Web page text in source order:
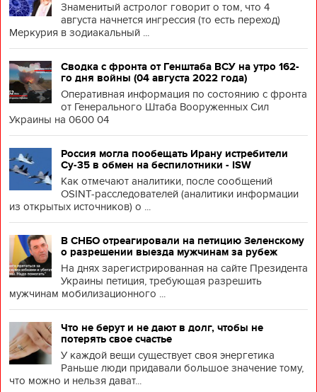
Знаменитый астролог говорит о том, что 4
августа начнется ингрессия (то есть переход)
Меркурия в зодиакальный ...
Сводка с фронта от Генштаба ВСУ на утро 162-
го дня войны (04 августа 2022 года)
Оперативная информация по состоянию с фронта
от Генерального Штаба Вооруженных Сил
Украины на 0600 04
Россия могла пообещать Ирану истребители
Су-35 в обмен на беспилотники - ISW
Как отмечают аналитики, после сообщений
OSINT-расследователей (аналитики информации
из открытых источников) о ...
В СНБО отреагировали на петицию Зеленскому
о разрешении выезда мужчинам за рубеж
На днях зарегистрированная на сайте Президента
Украины петиция, требующая разрешить
мужчинам мобилизационного ...
Что не берут и не дают в долг, чтобы не
потерять свое счастье
У каждой вещи существует своя энергетика
Раньше люди придавали большое значение тому,
что можно и нельзя дават...